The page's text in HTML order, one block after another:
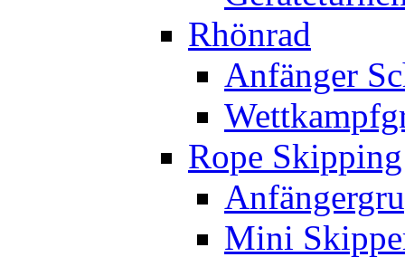
Rhönrad
Anfänger
Rope Skipping
Mini